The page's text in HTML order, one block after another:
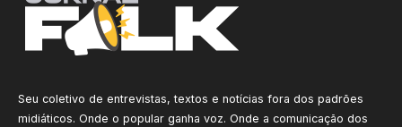
Seu coletivo de entrevistas, textos e notícias fora dos padrões
midiáticos. Onde o popular ganha voz. Onde a comunicação dos